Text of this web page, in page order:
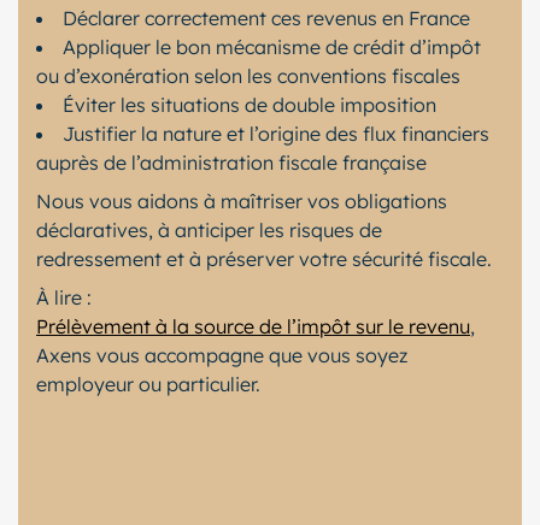
Déclarer correctement ces revenus en France
Appliquer le bon mécanisme de crédit d’impôt
ou d’exonération selon les conventions fiscales
Éviter les situations de double imposition
Justifier la nature et l’origine des flux financiers
auprès de l’administration fiscale française
Nous vous aidons à maîtriser vos obligations
déclaratives, à anticiper les risques de
redressement et à préserver votre sécurité fiscale.
À lire :
Prélèvement à la source de l’impôt sur le revenu,
Axens vous accompagne que vous soyez
employeur ou particulier.